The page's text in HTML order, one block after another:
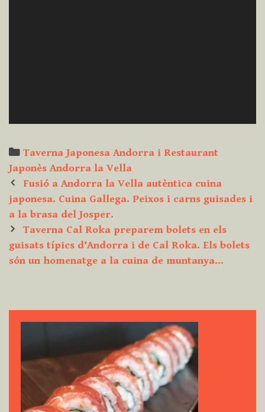
Categories
Taverna Japonesa Andorra i Restaurant
Japonès Andorra la Vella
Post
navigation
Fusió a Andorra la Vella autèntica cuina
japonesa. Cuina Gallega. Peixos i carns guisades i
a la brasa del Josper.
Taverna Cal Roka preparem bolets en els
guisats típics d’Andorra i de Cal Roka. Els bolets
són un homenatge a la cuina de muntanya…